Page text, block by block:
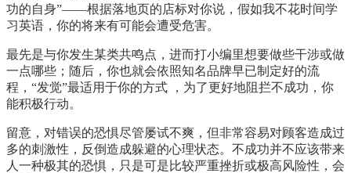
功的自身”——根据落地页的店标对你说，假如我不花时间学
习英语，你的将来有可能会遭受危害。
最先是与你发生某类共鸣点，进而打小编里想要做些干涉或做
一点哪些；随后，你也就会依照知名品牌早已制定好的流
程，“发觉”最适用于你的方式 ，为了更好地阻拦不成功，你
能积极行动。
留意，对错误的恐惧尽管屡试不爽，但非常容易对顾客造成过
多的刺激性，反倒造成躲避的心理状态。不成功并不应该带来
人一种极其的恐惧，只是可是比较严重挫折或极高风险性，会